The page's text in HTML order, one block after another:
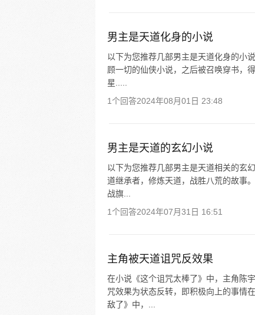
男主是天道化身的小说
以下为您推荐几部男主是天道化身的小
顾一切的仙侠小说，之后被召唤穿书，
星.....
1个回答2024年08月01日 23:48
男主是天道的玄幻小说
以下为您推荐几部男主是天道相关的玄
道继承者，修炼天道，战胜八荒的故事
战旗...
1个回答2024年07月31日 16:51
主角被天道诅咒反效果
在小说《这个诅咒太棒了》中，主角陈
咒效果为状态反转，即积极向上的事情
敌了》中，...